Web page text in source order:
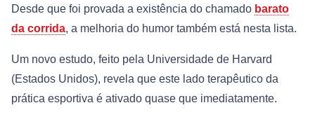
Desde que foi provada a existência do chamado barato
da corrida, a melhoria do humor também está nesta lista.
Um novo estudo, feito pela Universidade de Harvard
(Estados Unidos), revela que este lado terapêutico da
prática esportiva é ativado quase que imediatamente.